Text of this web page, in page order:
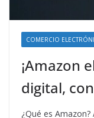
COMERCIO
¡Amazon
digital,
¿Qué es